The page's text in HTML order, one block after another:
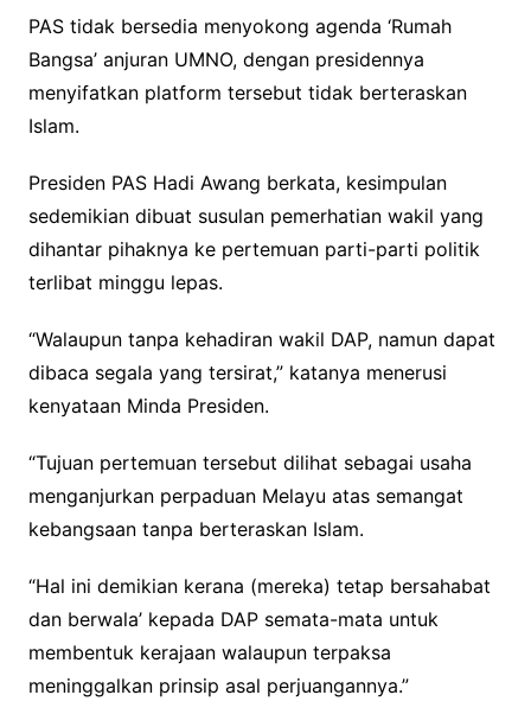
PAS tidak bersedia menyokong agenda ‘Rumah
Bangsa’ anjuran UMNO, dengan presidennya
menyifatkan platform tersebut tidak berteraskan
Islam.
Presiden PAS Hadi Awang berkata, kesimpulan
sedemikian dibuat susulan pemerhatian wakil yang
dihantar pihaknya ke pertemuan parti-parti politik
terlibat minggu lepas.
“Walaupun tanpa kehadiran wakil DAP, namun dapat
dibaca segala yang tersirat,” katanya menerusi
kenyataan Minda Presiden.
“Tujuan pertemuan tersebut dilihat sebagai usaha
menganjurkan perpaduan Melayu atas semangat
kebangsaan tanpa berteraskan Islam.
“Hal ini demikian kerana (mereka) tetap bersahabat
dan berwala’ kepada DAP semata-mata untuk
membentuk kerajaan walaupun terpaksa
meninggalkan prinsip asal perjuangannya.”